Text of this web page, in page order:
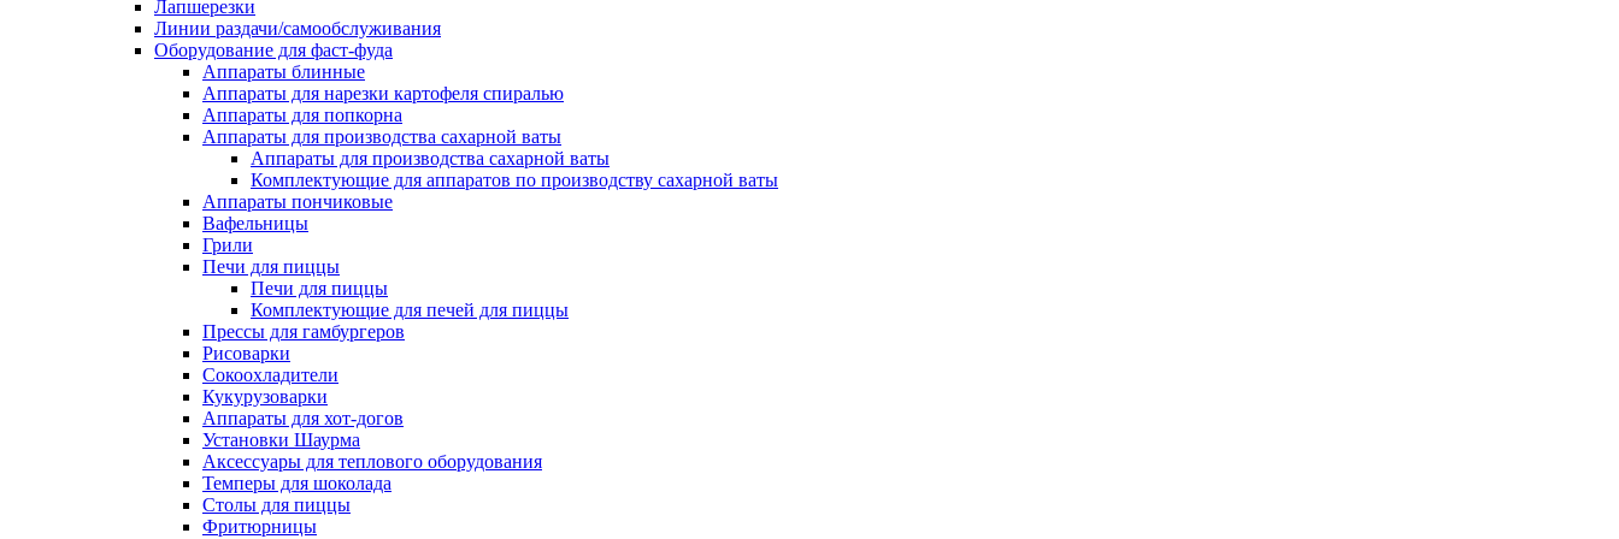
Лапшерезки
Линии раздачи/самообслуживания
Оборудование для фаст-фуда
Аппараты блинные
Аппараты для нарезки картофеля спиралью
Аппараты для попкорна
Аппараты для производства сахарной ваты
Аппараты для производства сахарной ваты
Комплектующие для аппаратов по производству сахарной ваты
Аппараты пончиковые
Вафельницы
Грили
Печи для пиццы
Печи для пиццы
Комплектующие для печей для пиццы
Прессы для гамбургеров
Рисоварки
Сокоохладители
Кукурузоварки
Аппараты для хот-догов
Установки Шаурма
Аксессуары для теплового оборудования
Темперы для шоколада
Столы для пиццы
Фритюрницы